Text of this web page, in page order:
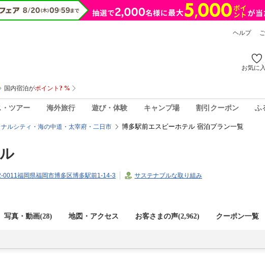
ヘルプ
お気に
ツアー 海外旅行 遊び・体験 キャンプ場 割引クーポン ふ
ルシティ・海の中道・太宰府・二日市 博多駅前エスビーホテル 宿泊プラン一覧
0011福岡県福岡市博多区博多駅前1-14-3 サステナブルな取り組み
写真・動画(28) 地図・アクセス お客さまの声(2,962) クーポン一覧